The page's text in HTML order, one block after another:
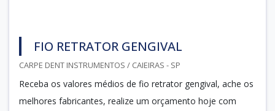
FIO RETRATOR GENGIVAL
CARPE DENT INSTRUMENTOS / CAIEIRAS - SP
Receba os valores médios de fio retrator gengival, ache os
melhores fabricantes, realize um orçamento hoje com